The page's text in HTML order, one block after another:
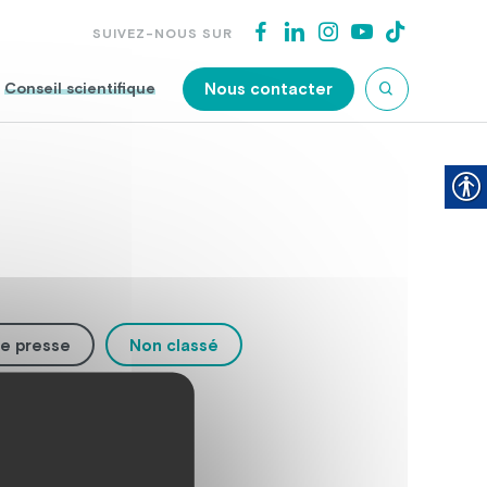
SUIVEZ-NOUS SUR
Conseil scientifique Nous contacter
presse Non classé